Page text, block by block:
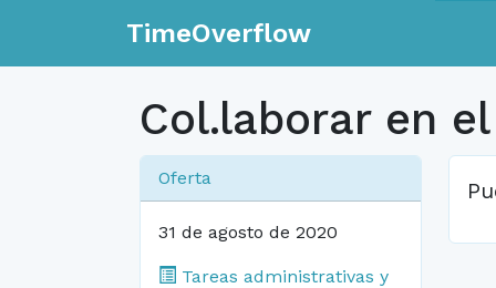
TimeOverflow
Col.laborar en
Oferta
31 de agosto de 2020
Tareas administrativas y